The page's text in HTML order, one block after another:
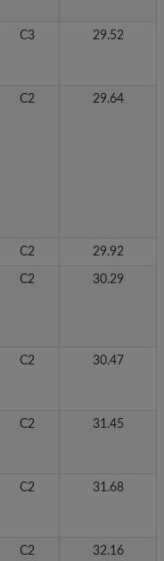
C3 29.52
C2 29.64
C2 29.92
C2 30.29
C2 30.47
C2 31.45
C2 31.68
C2 32.16